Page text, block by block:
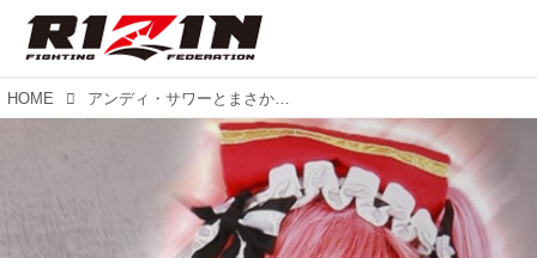
HOME アンディ・サワーとまさかのMMAルールも「試合は二の次。入場とコスプレを見ろよ！」長島☆自演乙☆雄一郎インタビュー